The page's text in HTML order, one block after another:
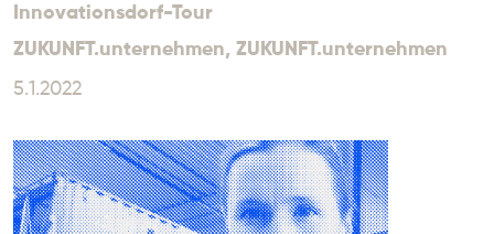
Innovationsdorf-Tour
ZUKUNFT.unternehmen, ZUKUNFT.unternehmen
5.1.2022